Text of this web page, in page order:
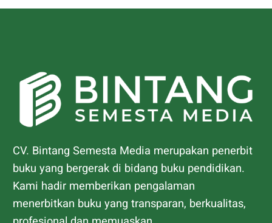
CV. Bintang Semesta Media merupakan penerbit
buku yang bergerak di bidang buku pendidikan.
Kami hadir memberikan pengalaman
menerbitkan buku yang transparan, berkualitas,